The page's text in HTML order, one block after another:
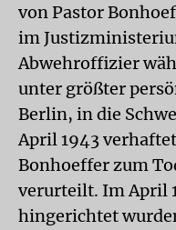
von Pastor
im
Abwehroffizier
unter größter
Berlin, in die
April 1943
Bonhoeffer zum
verurteilt. Im April
hingerichtet